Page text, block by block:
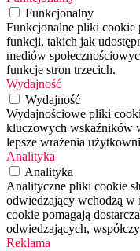
Funkcjonalny
Funkcjonalne pliki
funkcji, takich jak
mediów
funkcje stron trzecich.
Wydajność
Wydajność
Wydajnościowe pliki
kluczowych wskaźników
lepsze wrażenia
Analityka
Analityka
Analityczne pliki cookie
odwiedzający wchodzą w
cookie pomagają
odwiedzających,
Reklama